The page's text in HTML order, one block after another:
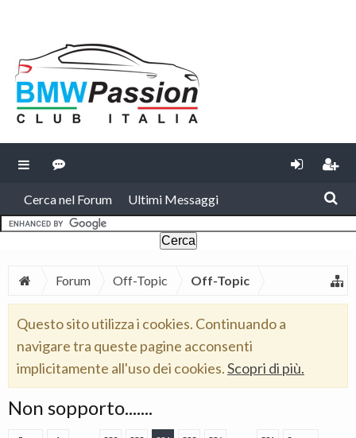
Cerca nel Forum Ultimi Messaggi
Forum Off-Topic Off-Topic
Questo sito utilizza i cookies. Continuando a
navigare tra queste pagine acconsenti
implicitamente all'uso dei cookies.Scopri di più.
Non sopporto.......